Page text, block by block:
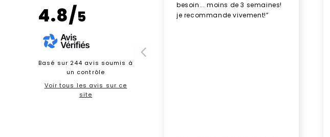
4.8/5
Basé sur 244 avis soumis à
un contrôle
Voir tous les avis sur ce
site
besoin... moins de 3 semaines!
je recommande vivement!”